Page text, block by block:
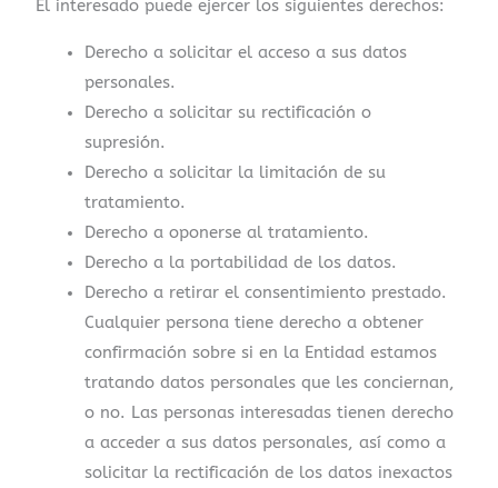
El interesado puede ejercer los siguientes derechos:
Derecho a solicitar el acceso a sus datos
personales.
Derecho a solicitar su rectificación o
supresión.
Derecho a solicitar la limitación de su
tratamiento.
Derecho a oponerse al tratamiento.
Derecho a la portabilidad de los datos.
Derecho a retirar el consentimiento prestado.
Cualquier persona tiene derecho a obtener
confirmación sobre si en la Entidad estamos
tratando datos personales que les conciernan,
o no. Las personas interesadas tienen derecho
a acceder a sus datos personales, así como a
solicitar la rectificación de los datos inexactos